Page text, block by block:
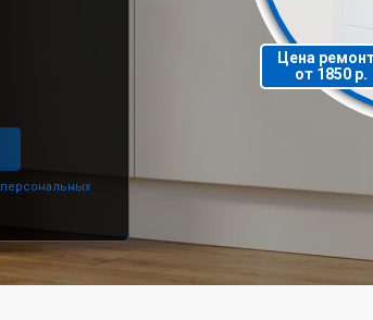
персональных
Цена
от 1850 р.